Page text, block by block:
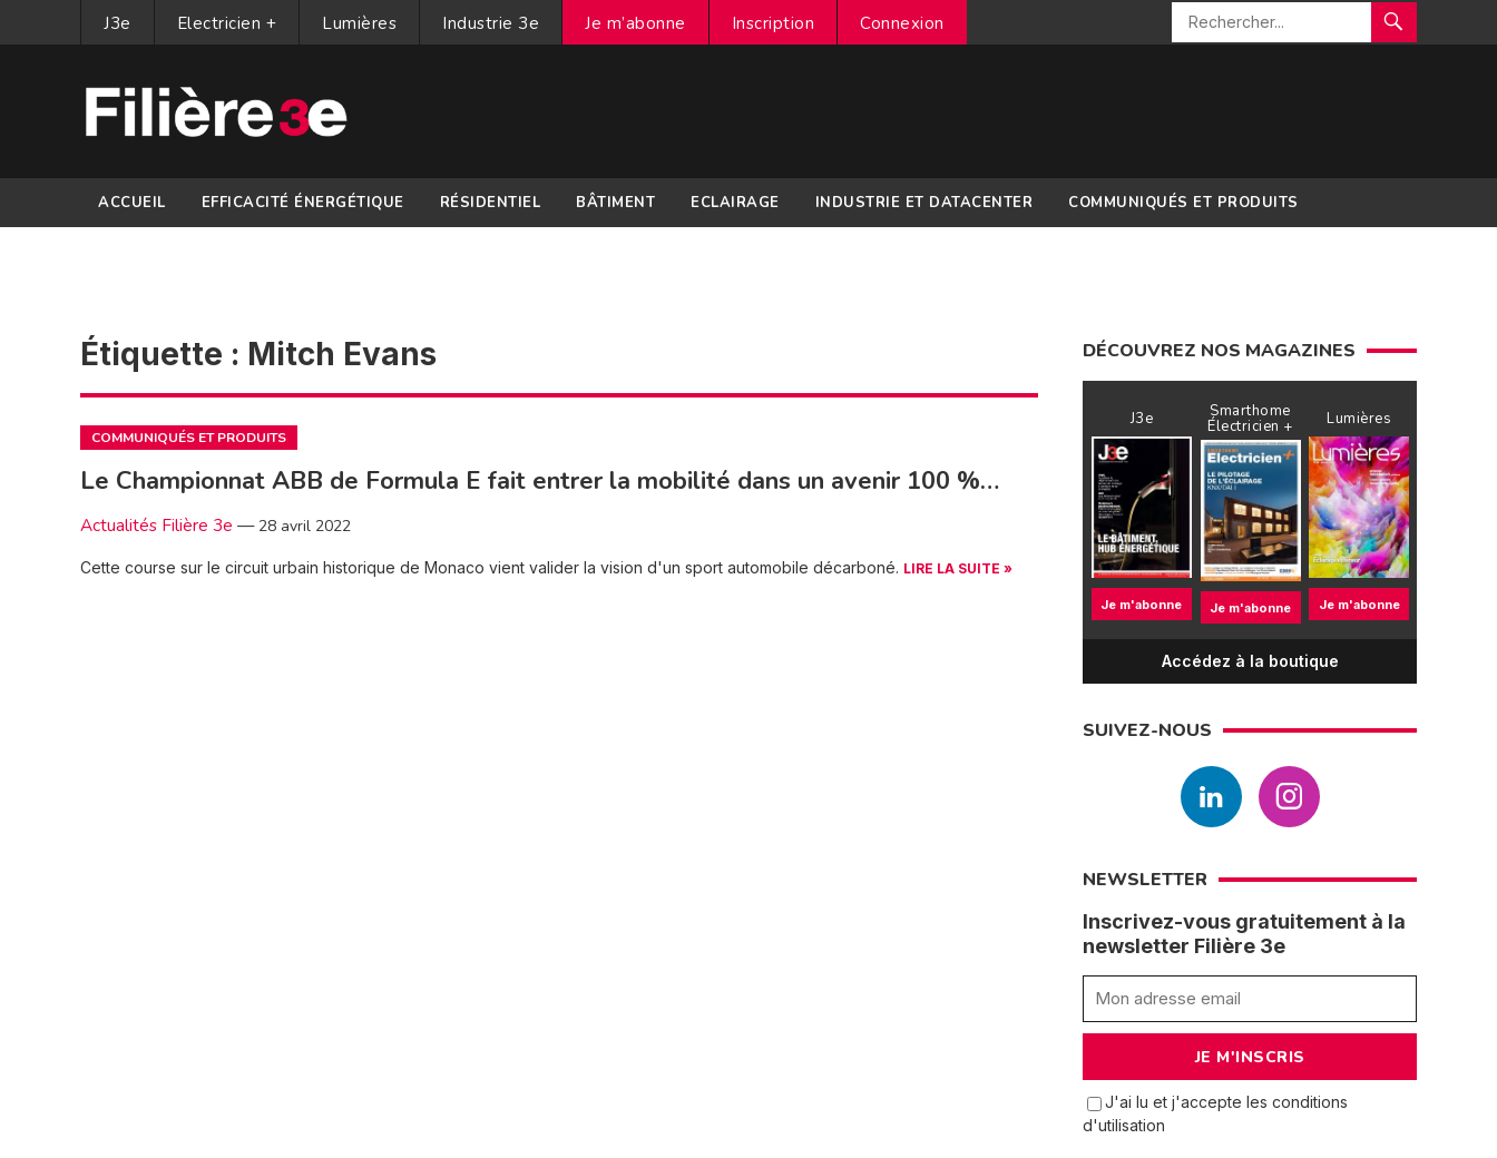
J3e Electricien + Lumières Industrie 3e Je m’abonne Inscription Connexion
ACCUEIL EFFICACITÉ ÉNERGÉTIQUE RÉSIDENTIEL BÂTIMENT ECLAIRAGE INDUSTRIE ET DATACENTER COMMUNIQUÉS ET PRODUITS
Étiquette : Mitch Evans
COMMUNIQUÉS ET PRODUITS
Le Championnat ABB de Formula E fait entrer la mobilité dans un avenir 100 %…
Actualités Filière 3e — 28 avril 2022
Cette course sur le circuit urbain historique de Monaco vient valider la vision d'un sport automobile décarboné. LIRE LA SUITE »
DÉCOUVREZ NOS MAGAZINES
J3e
Je m'abonne
Smarthome
Électricien +
Je m'abonne
Lumières
Je m'abonne
Accédez à la boutique
SUIVEZ-NOUS
NEWSLETTER
Inscrivez-vous gratuitement à la
newsletter Filière 3e
J'ai lu et j'accepte les conditions
d'utilisation